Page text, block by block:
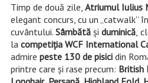
Timp de două zile, Atriumul Iulius
elegant concurs, cu un „catwalk”
cuvântului. Sâmbătă și duminică,
la competiția WCF International
admire peste 130 de pisici din
printre care și rase precum: British